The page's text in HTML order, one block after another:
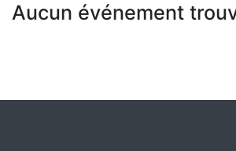
Aucun événement